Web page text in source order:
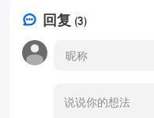
回复 (3)